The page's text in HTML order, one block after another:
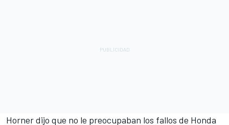
Horner dijo que no le preocupaban los fallos de Honda